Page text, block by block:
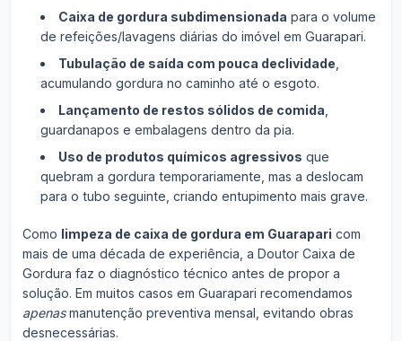
Caixa de gordura subdimensionada para o volume
de refeições/lavagens diárias do imóvel em Guarapari.
Tubulação de saída com pouca declividade
acumulando gordura no caminho até o esgoto.
Lançamento de restos sólidos de comida
guardanapos e embalagens dentro da pia.
Uso de produtos químicos agressivos que
quebram a gordura temporariamente, mas a deslocam
para o tubo seguinte, criando entupimento mais grave.
Como limpeza de caixa de gordura em Guarapari com
mais de uma década de experiência, a Doutor Caixa de
Gordura faz o diagnóstico técnico antes de propor a
solução. Em muitos casos em Guarapari recomendamos
apenasmanutenção preventiva mensal, evitando obras
desnecessárias.